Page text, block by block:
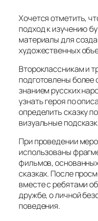
Хочется отметить,
подход к изучению
материалы для
художественных
Второклассникам и
подготовлены
знанием русских
узнать героя по
определить сказку
визуальные
При проведении
использованы
фильмов,
сказках. После
вместе с ребятами
дружбе, о личной
поведения.